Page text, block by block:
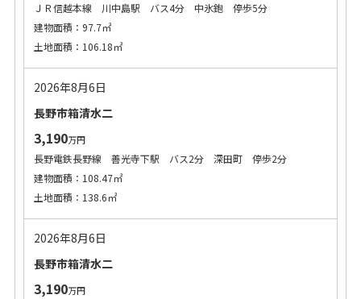
ＪＲ信越本線 川中島駅 バス4分 中氷鉋 停歩5分
建物面積：97.7㎡
土地面積：106.18㎡
2026年8月6日
長野市箱清水二
3,190万円
長野電鉄長野線 善光寺下駅 バス2分 深田町 停歩2分
建物面積：108.47㎡
土地面積：138.6㎡
2026年8月6日
長野市箱清水二
3,190万円